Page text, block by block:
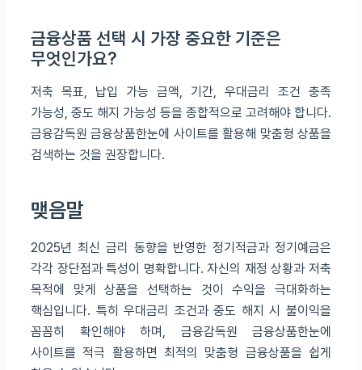
금융상품 선택 시 가장 중요한 기준은
무엇인가요?
저축 목표, 납입 가능 금액, 기간, 우대금리 조건 충족
가능성, 중도 해지 가능성 등을 종합적으로 고려해야 합니다.
금융감독원 금융상품한눈에 사이트를 활용해 맞춤형 상품을
검색하는 것을 권장합니다.
맺음말
2025년 최신 금리 동향을 반영한 정기적금과 정기예금은
각각 장단점과 특성이 명확합니다. 자신의 재정 상황과 저축
목적에 맞게 상품을 선택하는 것이 수익을 극대화하는
핵심입니다. 특히 우대금리 조건과 중도 해지 시 불이익을
꼼꼼히 확인해야 하며, 금융감독원 금융상품한눈에
사이트를 적극 활용하면 최적의 맞춤형 금융상품을 쉽게